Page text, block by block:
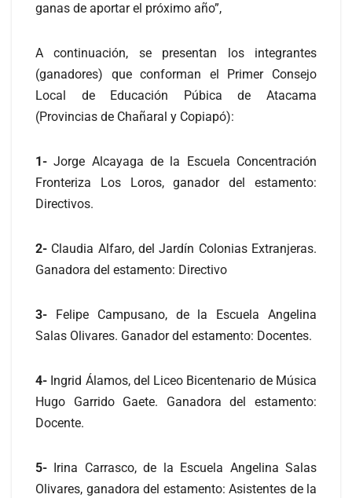
ganas de aportar el próximo año”,
A continuación, se presentan los integrantes
(ganadores) que conforman el Primer Consejo
Local de Educación Púbica de Atacama
(Provincias de Chañaral y Copiapó):
1- Jorge Alcayaga de la Escuela Concentración
Fronteriza Los Loros, ganador del estamento:
Directivos.
2- Claudia Alfaro, del Jardín Colonias Extranjeras.
Ganadora del estamento: Directivo
3- Felipe Campusano, de la Escuela Angelina
Salas Olivares. Ganador del estamento: Docentes.
4- Ingrid Álamos, del Liceo Bicentenario de Música
Hugo Garrido Gaete. Ganadora del estamento:
Docente.
5- Irina Carrasco, de la Escuela Angelina Salas
Olivares, ganadora del estamento: Asistentes de la